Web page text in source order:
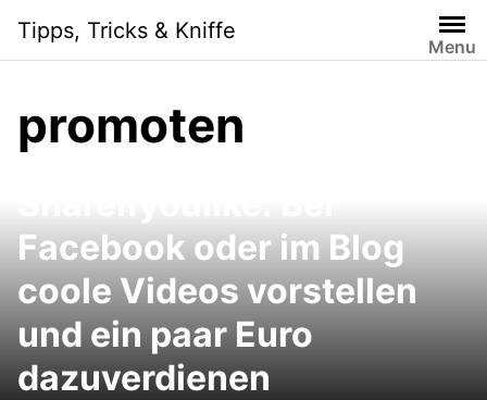
content
Tipps, Tricks & Kniffe
Menu
promoten
Facebook oder im Blog
coole Videos vorstellen
und ein paar Euro
dazuverdienen